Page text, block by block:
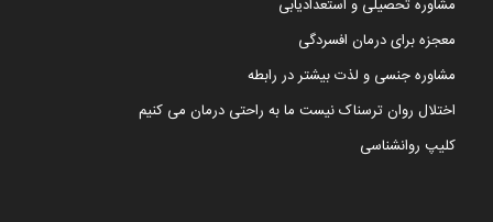
مشاوره تحصیلی و استعدادیابی
معجزه برای درمان افسردگی
مشاوره جنسی و لذت بیشتر در رابطه
اختلال روان ترسناک نیست ما به راحتی درمان می کنیم
کلیپ روانشناسی